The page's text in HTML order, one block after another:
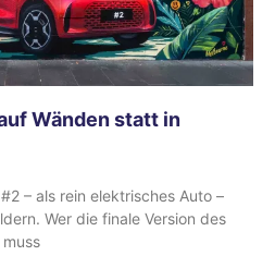
Wänden statt in
– als rein elektrisches Auto –
Wer die finale Version des